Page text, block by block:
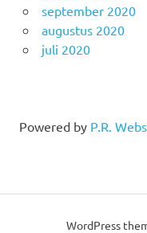
september 2020
augustus 2020
juli 2020
Powered by P.R.
WordPress